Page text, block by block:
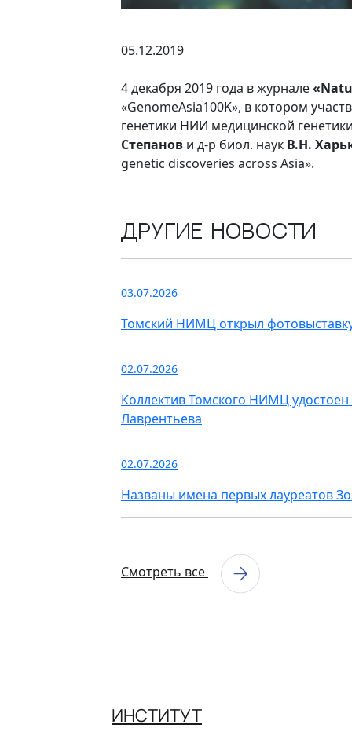
05.12.2019
4 декабря 2019 года в журнале
«GenomeAsia100K», в котором
генетики НИИ медицинской
Степанов и д-р биол. наук В.Н.
genetic discoveries across Asia».
Другие новости
03.07.2026
Томский НИМЦ открыл
02.07.2026
Коллектив Томского НИМЦ
Лаврентьева
02.07.2026
Названы имена первых лауреатов
Смотреть все
ИНСТИТУТ